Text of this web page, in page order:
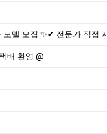
직접 시술 ✔ 수강생 연습 아님 ❌ ✔ 100%
배 환영 @